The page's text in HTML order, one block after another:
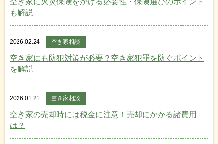
空き家に火災保険をかける必要性・保険選びのポイント
も解説
2026.02.24 空き家相談
空き家にも防犯対策が必要？空き家犯罪を防ぐポイント
を解説
2026.01.21 空き家相談
空き家の売却時には税金に注意！売却にかかる諸費用
は？